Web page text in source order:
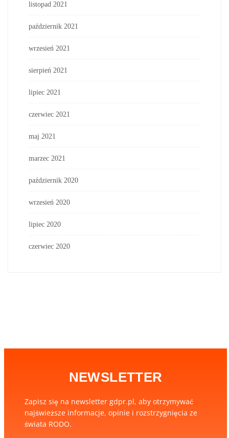
listopad 2021
październik 2021
wrzesień 2021
sierpień 2021
lipiec 2021
czerwiec 2021
maj 2021
marzec 2021
październik 2020
wrzesień 2020
lipiec 2020
czerwiec 2020
NEWSLETTER
Zapisz się na newsletter gdpr.pl, aby otrzymywać
najświeższe informacje, opinie i rozstrzygnięcia ze
świata RODO.